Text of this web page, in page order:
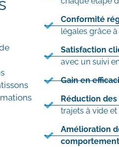
Conformité
légales grâce
Satisfaction
avec un suivi
Gain en
Réduction des
trajets à vide
Amélioration